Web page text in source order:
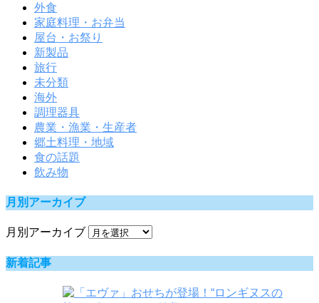
外食
家庭料理・お弁当
屋台・お祭り
新製品
旅行
未分類
海外
調理器具
農業・漁業・生産者
郷土料理・地域
食の話題
飲み物
月別アーカイブ
月別アーカイブ
新着記事